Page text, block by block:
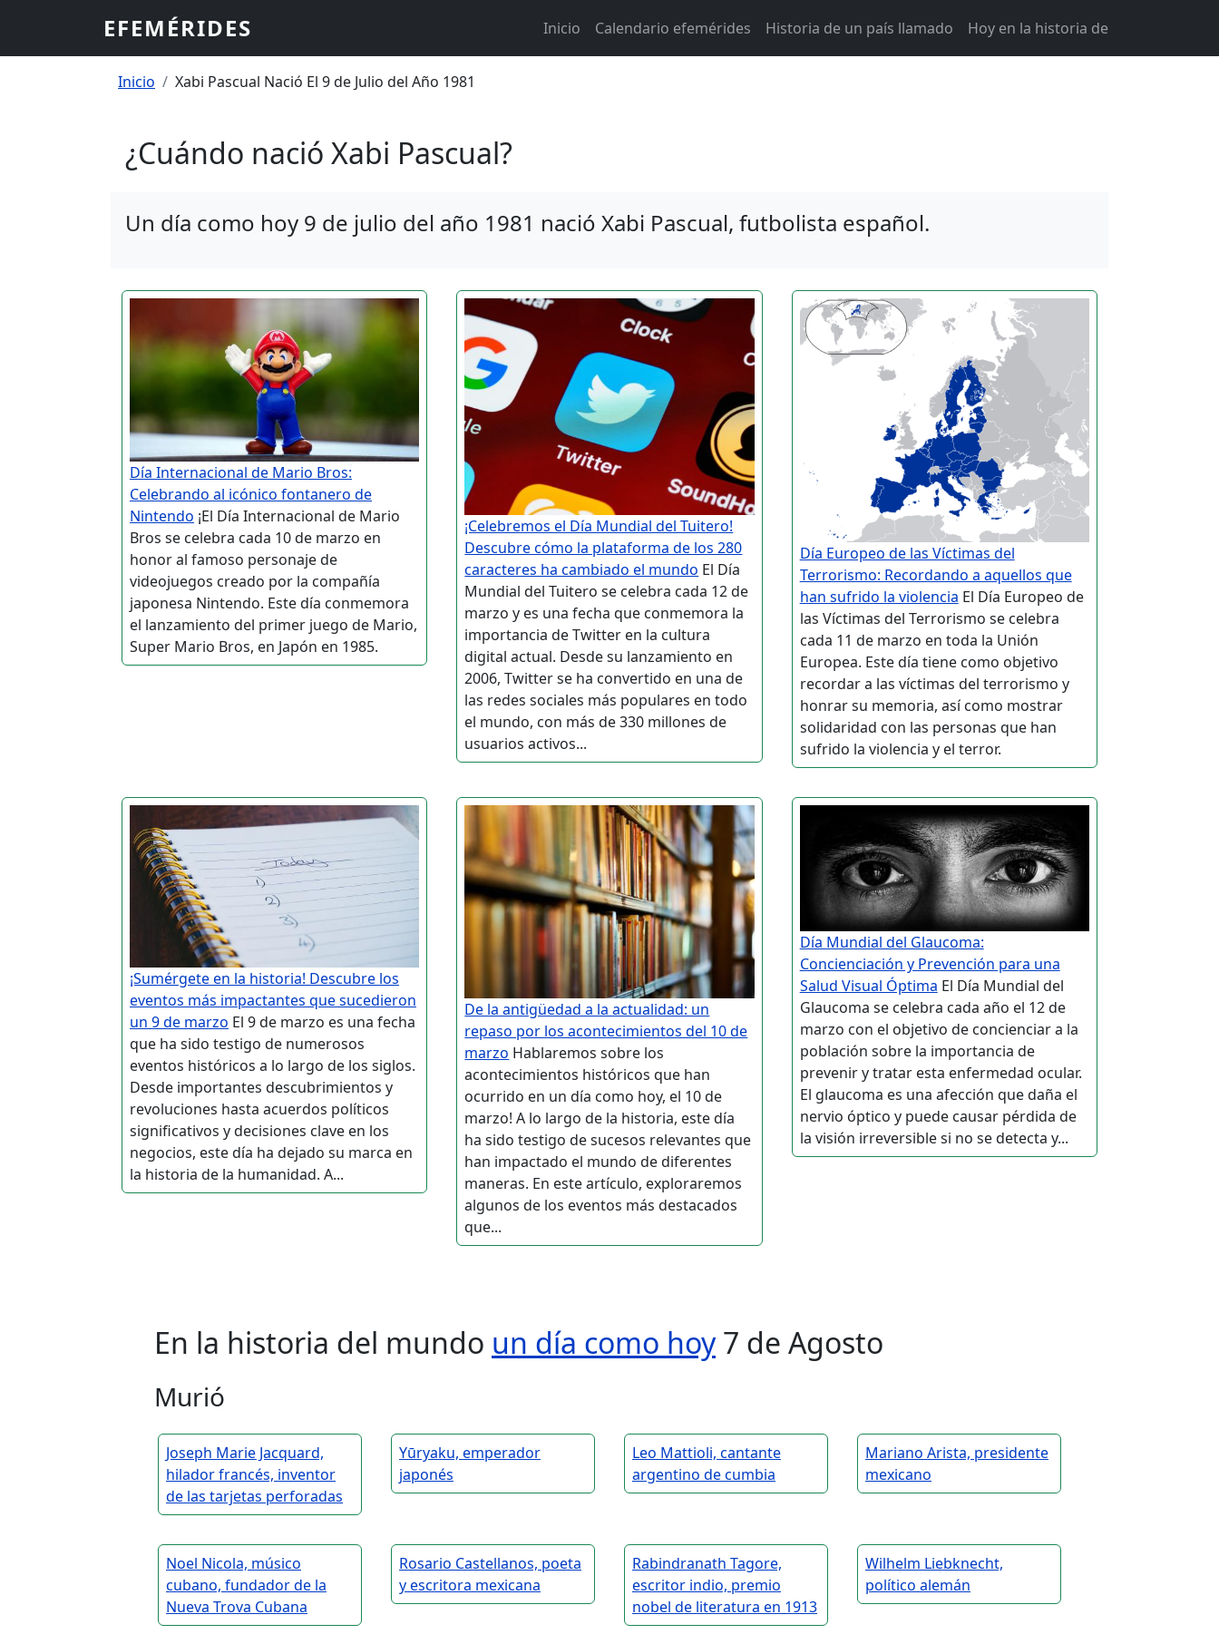
EFEMÉRIDES Main navigation
Inicio Calendario efemérides Historia de un país llamado Hoy en la historia de
Sobrescribir enlaces de ayuda a la navegación
Inicio Xabi Pascual Nació El 9 de Julio del Año 1981
¿Cuándo nació Xabi Pascual?
Un día como hoy 9 de julio del año 1981 nació Xabi Pascual, futbolista español.
Día Internacional de Mario Bros:
Celebrando al icónico fontanero de
Nintendo ¡El Día Internacional de Mario
Bros se celebra cada 10 de marzo en
honor al famoso personaje de
videojuegos creado por la compañía
japonesa Nintendo. Este día conmemora
el lanzamiento del primer juego de Mario,
Super Mario Bros, en Japón en 1985.
¡Celebremos el Día Mundial del Tuitero!
Descubre cómo la plataforma de los 280
caracteres ha cambiado el mundo El Día
Mundial del Tuitero se celebra cada 12 de
marzo y es una fecha que conmemora la
importancia de Twitter en la cultura
digital actual. Desde su lanzamiento en
2006, Twitter se ha convertido en una de
las redes sociales más populares en todo
el mundo, con más de 330 millones de
usuarios activos...
Día Europeo de las Víctimas del
Terrorismo: Recordando a aquellos que
han sufrido la violencia El Día Europeo de
las Víctimas del Terrorismo se celebra
cada 11 de marzo en toda la Unión
Europea. Este día tiene como objetivo
recordar a las víctimas del terrorismo y
honrar su memoria, así como mostrar
solidaridad con las personas que han
sufrido la violencia y el terror.
¡Sumérgete en la historia! Descubre los
eventos más impactantes que sucedieron
un 9 de marzo El 9 de marzo es una fecha
que ha sido testigo de numerosos
eventos históricos a lo largo de los siglos.
Desde importantes descubrimientos y
revoluciones hasta acuerdos políticos
significativos y decisiones clave en los
negocios, este día ha dejado su marca en
la historia de la humanidad. A...
De la antigüedad a la actualidad: un
repaso por los acontecimientos del 10 de
marzo Hablaremos sobre los
acontecimientos históricos que han
ocurrido en un día como hoy, el 10 de
marzo! A lo largo de la historia, este día
ha sido testigo de sucesos relevantes que
han impactado el mundo de diferentes
maneras. En este artículo, exploraremos
algunos de los eventos más destacados
que...
Día Mundial del Glaucoma:
Concienciación y Prevención para una
Salud Visual Óptima El Día Mundial del
Glaucoma se celebra cada año el 12 de
marzo con el objetivo de concienciar a la
población sobre la importancia de
prevenir y tratar esta enfermedad ocular.
El glaucoma es una afección que daña el
nervio óptico y puede causar pérdida de
la visión irreversible si no se detecta y...
En la historia del mundo un día como hoy7 de Agosto
Murió
Joseph Marie Jacquard,
hilador francés, inventor
de las tarjetas perforadas
Yūryaku, emperador
japonés
Leo Mattioli, cantante
argentino de cumbia
Mariano Arista, presidente
mexicano
Noel Nicola, músico
cubano, fundador de la
Nueva Trova Cubana
Rosario Castellanos, poeta
y escritora mexicana
Rabindranath Tagore,
escritor indio, premio
nobel de literatura en 1913
Wilhelm Liebknecht,
político alemán